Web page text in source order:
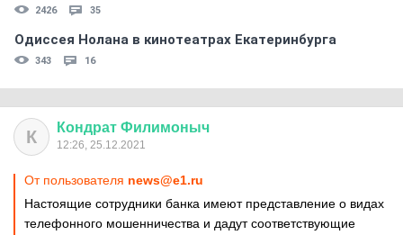
2426 35
Одиссея Нолана в кинотеатрах Екатеринбурга
343 16
К Кондрат Филимоныч
12:26, 25.12.2021
От пользователя news@e1.ru
Настоящие сотрудники банка имеют представление о видах
телефонного мошенничества и дадут соответствующие